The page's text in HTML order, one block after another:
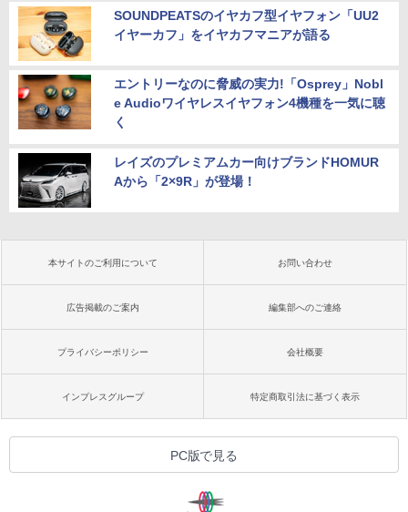
SOUNDPEATSのイヤカフ型イヤフォン「UU2
イヤーカフ」をイヤカフマニアが語る
エントリーなのに脅威の実力!「Osprey」Nobl
e Audioワイヤレスイヤフォン4機種を一気に聴
く
レイズのプレミアムカー向けブランドHOMUR
Aから「2×9R」が登場！
本サイトのご利用について お問い合わせ
広告掲載のご案内 編集部へのご連絡
プライバシーポリシー 会社概要
インプレスグループ 特定商取引法に基づく表示
PC版で見る